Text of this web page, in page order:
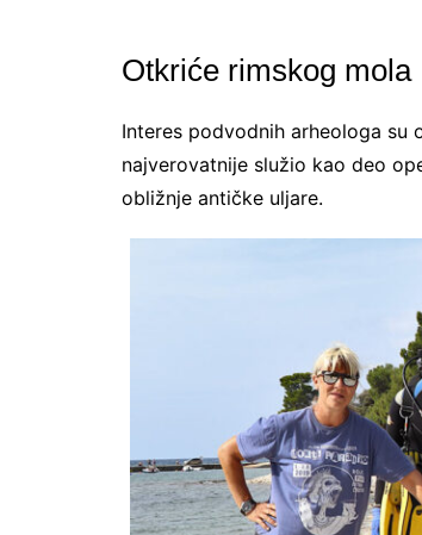
Otkriće rimskog mola
Interes podvodnih arheologa su
najverovatnije služio kao deo
obližnje antičke uljare.